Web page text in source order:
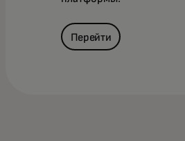
Перейти